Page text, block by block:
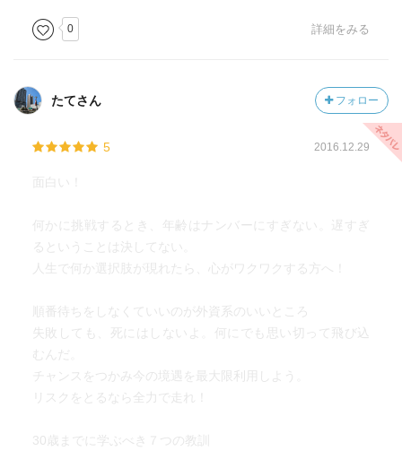
0 詳細をみる
たてさん フォロー
5 2016.12.29
面白い！
何かに挑戦するとき、年齢はナンバーにすぎない。遅すぎ
るということは決してない。
人生で何か選択肢が現れたら、心がワクワクする方へ！
順番待ちをしなくていいのが外資系のいいところ
失敗しても、死にはしないよ。何にでも思い切って飛び込
むんだ。
チャンスをつかみ今の境遇を最大限利用しよう。
リスクをとるなら全力で走れ！
30歳までに学ぶべき７つの教訓